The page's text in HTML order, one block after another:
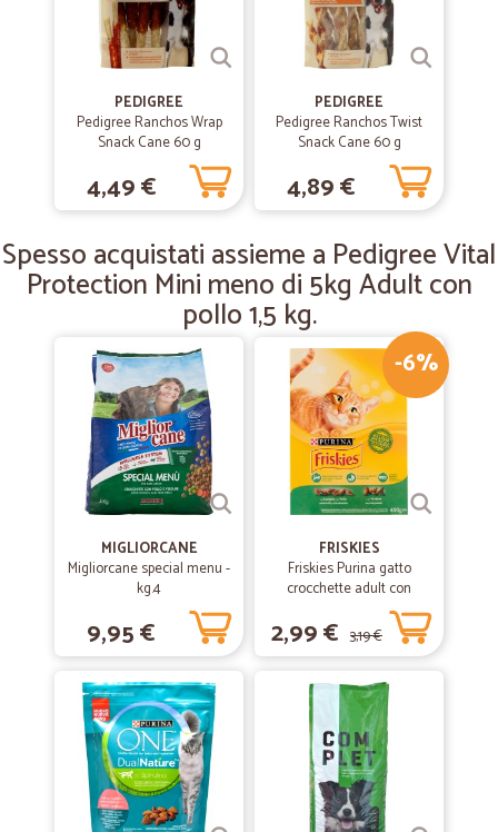
—Paolo B.
Prodotti convenienti e consegna molto…
05/05/2019
Consuelo B.
Efficiente
di tutte le marche. Personale cortese e disponibile.
PEDIGREE
Pedigree Ranchos Wrap
Snack Cane 60 g
4,49 €
PEDIGREE
Pedigree Ranchos Twist
Snack Cane 60 g
4,89 €
Spesso acquistati assieme a Pedigree Vital
Protection Mini meno di 5kg Adult con
pollo 1,5 kg.
MIGLIORCANE
Migliorcane special menu -
kg.4
9,95 €
-6%
FRISKIES
Friskies Purina gatto
crocchette adult con
coniglio, pollo e verdure
scatola gr.400
2,99 € 3,19 €